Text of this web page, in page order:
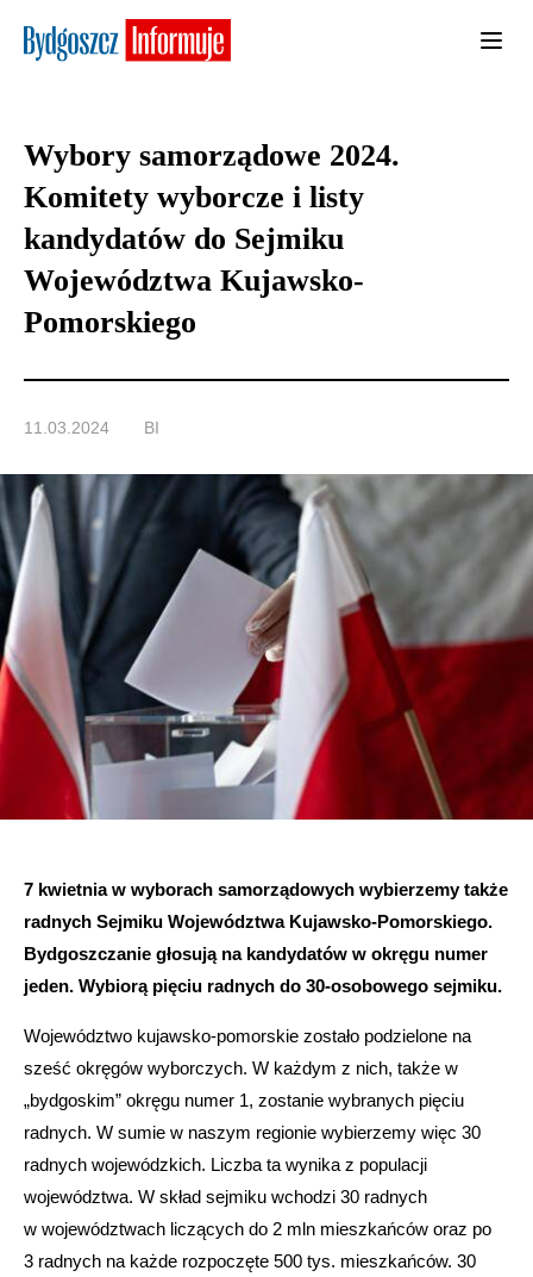
Wybory samorządowe 2024.
Komitety wyborcze i listy
kandydatów do Sejmiku
Województwa Kujawsko-
Pomorskiego
11.03.2024 BI
7 kwietnia w wyborach samorządowych wybierzemy także
radnych Sejmiku Województwa Kujawsko-Pomorskiego.
Bydgoszczanie głosują na kandydatów w okręgu numer
jeden. Wybiorą pięciu radnych do 30-osobowego sejmiku.
Województwo kujawsko-pomorskie zostało podzielone na
sześć okręgów wyborczych. W każdym z nich, także w
„bydgoskim” okręgu numer 1, zostanie wybranych pięciu
radnych. W sumie w naszym regionie wybierzemy więc 30
radnych wojewódzkich. Liczba ta wynika z populacji
województwa. W skład sejmiku wchodzi 30 radnych
w województwach liczących do 2 mln mieszkańców oraz po
3 radnych na każde rozpoczęte 500 tys. mieszkańców. 30